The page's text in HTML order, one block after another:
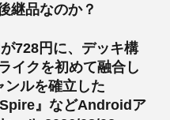
継品なのか？
728円に、デッキ構
イクを初めて融合し
ンルを確立した
Spire』などAndroidア